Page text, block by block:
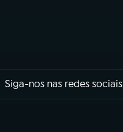
Siga-nos nas redes sociais